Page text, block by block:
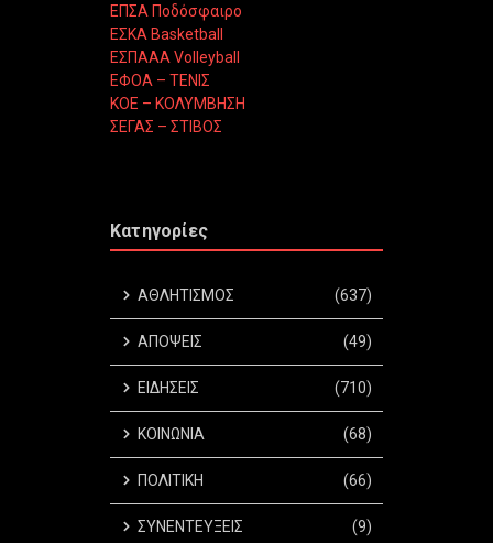
ΕΠΣΑ Ποδόσφαιρο
ΕΣΚΑ Basketball
ΕΣΠΑΑΑ Volleyball
ΕΦΟΑ – ΤΕΝΙΣ
ΚΟΕ – ΚΟΛΥΜΒΗΣΗ
ΣΕΓΑΣ – ΣΤΙΒΟΣ
Κατηγορίες
ΑΘΛΗΤΙΣΜΟΣ (637)
ΑΠΟΨΕΙΣ (49)
ΕΙΔΗΣΕΙΣ (710)
ΚΟΙΝΩΝΙΑ (68)
ΠΟΛΙΤΙΚΗ (66)
ΣΥΝΕΝΤΕΥΞΕΙΣ (9)